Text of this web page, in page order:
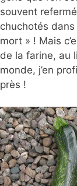
souvent
chuchotés
mort » ! Mais
de la farine, au
monde, j’en
près !